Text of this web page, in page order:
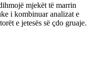
mjekët të marrin
i kombinuar analizat e
e jetesës së çdo gruaje.